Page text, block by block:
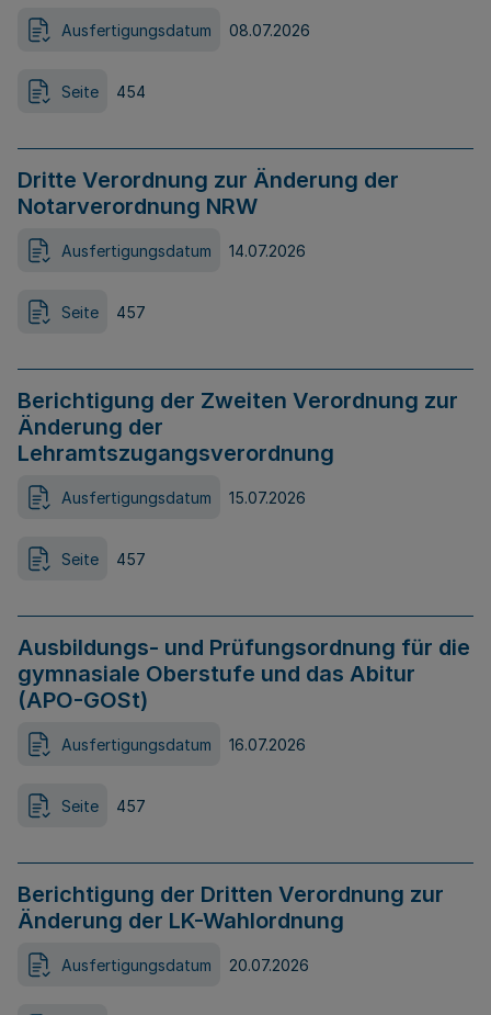
Ausfertigungsdatum 08.07.2026
Seite 454
Dritte Verordnung zur Änderung der
Notarverordnung NRW
Ausfertigungsdatum 14.07.2026
Seite 457
Berichtigung der Zweiten Verordnung zur
Änderung der
Lehramtszugangsverordnung
Ausfertigungsdatum 15.07.2026
Seite 457
Ausbildungs- und Prüfungsordnung für die
gymnasiale Oberstufe und das Abitur
(APO-GOSt)
Ausfertigungsdatum 16.07.2026
Seite 457
Berichtigung der Dritten Verordnung zur
Änderung der LK-Wahlordnung
Ausfertigungsdatum 20.07.2026